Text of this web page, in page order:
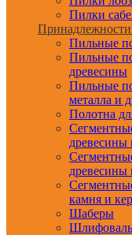
Пилки
Принадлежности
Пильные
Пильные
древесины
Пильные
металла и
Полотна
древесины
древесины
камня и
Шаберы